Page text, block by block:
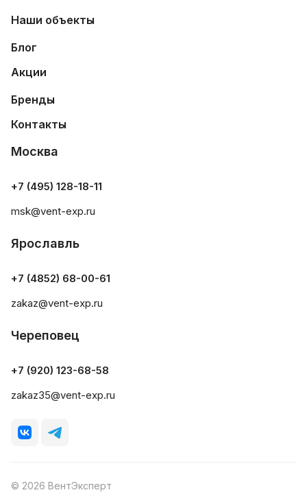
Наши объекты
Блог
Акции
Бренды
Контакты
Москва
+7 (495) 128-18-11
msk@vent-exp.ru
Ярославль
+7 (4852) 68-00-61
zakaz@vent-exp.ru
Череповец
+7 (920) 123-68-58
zakaz35@vent-exp.ru
© 2026 ВентЭксперт